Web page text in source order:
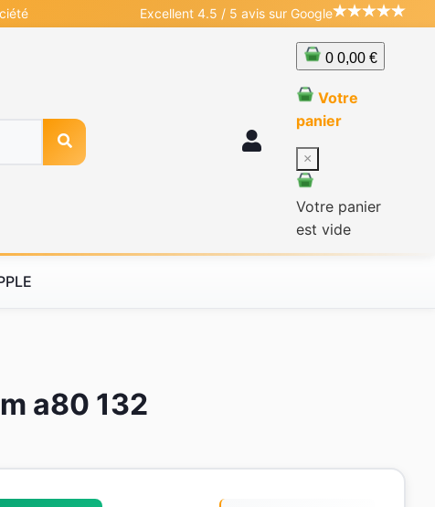
Excellent 4.5 / 5 avis sur Google
0 0,00 €
Votre
panier
×
Votre panier
est vide
a80 132